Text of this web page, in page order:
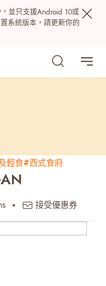
並只支援Android 10或
系統版本，請更新你的
輕食#西式食府
接受優惠券